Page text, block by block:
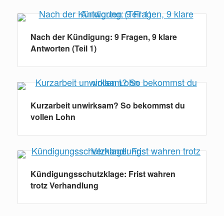
Nach der Kündigung: 9 Fragen, 9 klare
Antworten (Teil 1)
Kurzarbeit unwirksam? So bekommst du
vollen Lohn
Kündigungsschutzklage: Frist wahren
trotz Verhandlung